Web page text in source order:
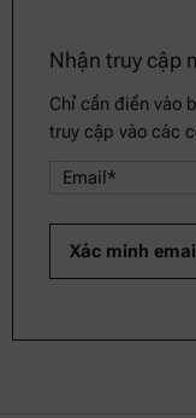
Nhận truy cập
Chỉ cần điền vào
truy cập vào các